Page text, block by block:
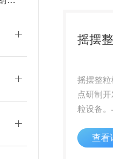
摇摆
摇摆整
点研制
粒设备
紧凑，
查看